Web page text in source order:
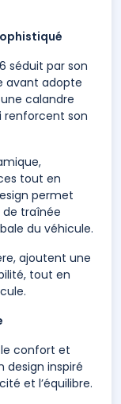
séduit par son
avant adopte
calandre
renforcent son
tout en
permet
traînée
du véhicule.
ajoutent une
tout en
le confort et
design inspiré
et l’équilibre.